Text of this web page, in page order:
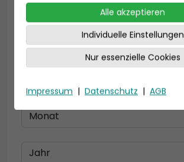
Geburtsdatum
Alle akzeptieren
Individuelle Einstellungen
Nur essenzielle Cookies
Impressum | Datenschutz | AGB